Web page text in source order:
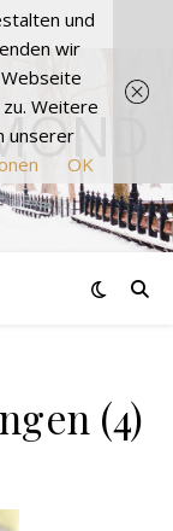
(4)
und
wir
Weitere
unserer
OK